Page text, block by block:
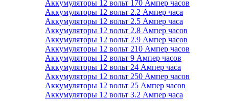
Аккумуляторы 12 вольт 170 Ампер часов
Аккумуляторы 12 вольт 2.2 Ампер часа
Аккумуляторы 12 вольт 2.5 Ампер часа
Аккумуляторы 12 вольт 2.8 Ампер часов
Аккумуляторы 12 вольт 2.9 Ампер часов
Аккумуляторы 12 вольт 210 Ампер часов
Аккумуляторы 12 вольт 9 Ампер часов
Аккумуляторы 12 вольт 24 Ампер часа
Аккумуляторы 12 вольт 250 Ампер часов
Аккумуляторы 12 вольт 25 Ампер часов
Аккумуляторы 12 вольт 3.2 Ампер часа